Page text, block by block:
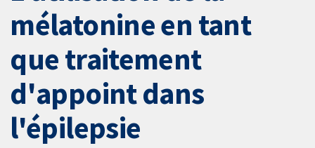
mélatonine en tant
que traitement
d'appoint dans
l'épilepsie